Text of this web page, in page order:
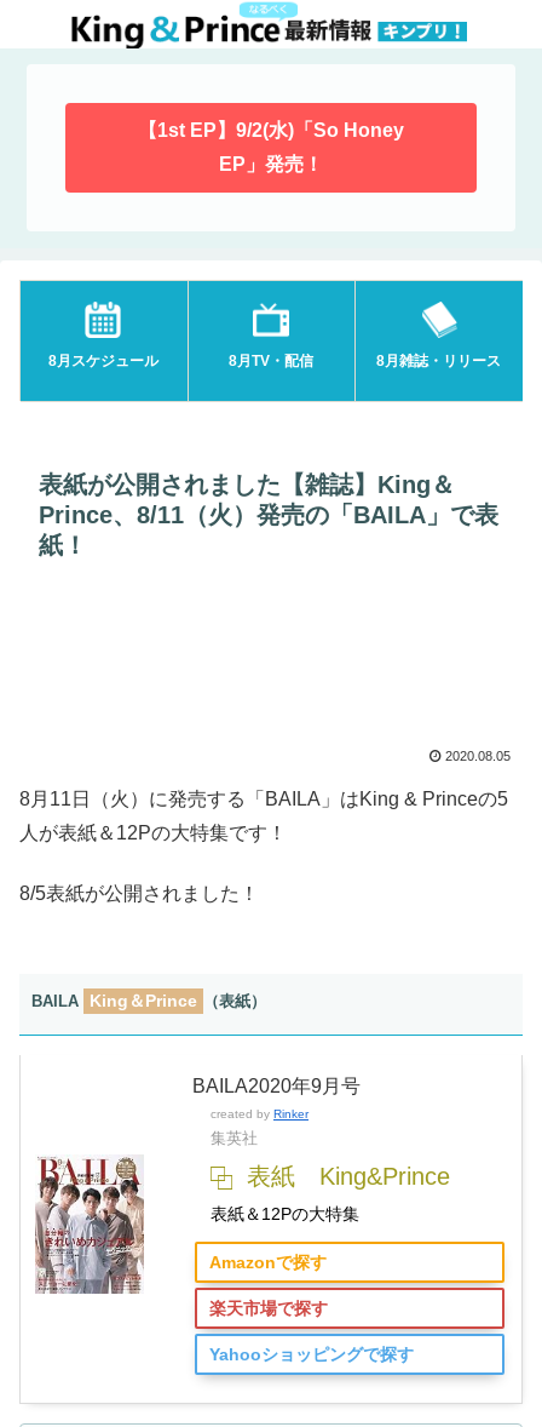
【1st EP】9/2(水)「So Honey
EP」発売！
8月スケジュール 8月TV・配信 8月雑誌・リリース
表紙が公開されました【雑誌】King＆
Prince、8/11（火）発売の「BAILA」で表
紙！
2020.08.05
8月11日（火）に発売する「BAILA」はKing & Princeの5
人が表紙＆12Pの大特集です！
8/5表紙が公開されました！
BAILA King＆Prince （表紙）
BAILA2020年9月号
created by Rinker
集英社
表紙 King&Prince
表紙＆12Pの大特集
Amazonで探す
楽天市場で探す
Yahooショッピングで探す